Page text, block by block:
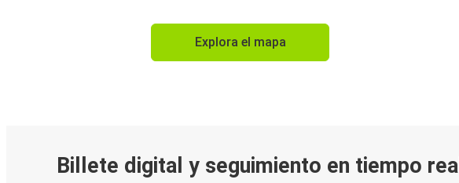
Explora el mapa
Billete digital y seguimiento en tiempo real